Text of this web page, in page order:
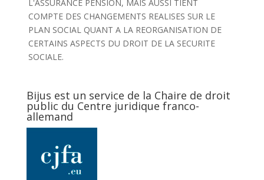
L'ASSURANCE PENSION, MAIS AUSSI TIENT
COMPTE DES CHANGEMENTS REALISES SUR LE
PLAN SOCIAL QUANT A LA REORGANISATION DE
CERTAINS ASPECTS DU DROIT DE LA SECURITE
SOCIALE.
Bijus est un service de la Chaire de droit
public du Centre juridique franco-
allemand